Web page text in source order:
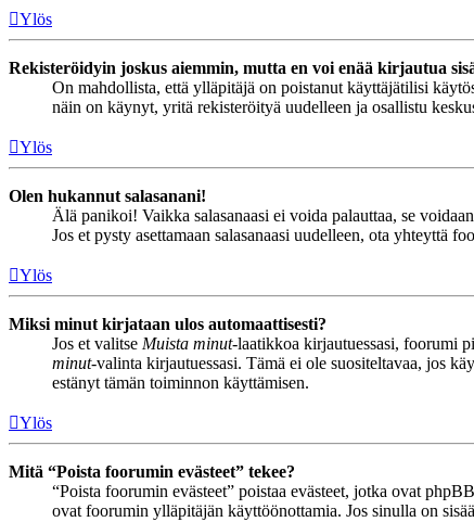
Ylös
Rekisteröidyin joskus aiemmin, mutta en voi enää kirjautua
On mahdollista, että ylläpitäjä on poistanut käyttäjätilisi
näin on käynyt, yritä rekisteröityä uudelleen ja osallistu
Ylös
Olen hukannut salasanani!
Älä panikoi! Vaikka salasanaasi ei voida palauttaa, se
Jos et pysty asettamaan salasanaasi uudelleen, ota yhteyttä
Ylös
Miksi minut kirjataan ulos automaattisesti?
Jos et valitse Muista minut-laatikkoa kirjautuessasi, foorumi
minut-valinta kirjautuessasi. Tämä ei ole suositeltavaa, jos
estänyt tämän toiminnon käyttämisen.
Ylös
Mitä “Poista foorumin evästeet” tekee?
“Poista foorumin evästeet” poistaa evästeet, jotka ovat
ovat foorumin ylläpitäjän käyttöönottamia. Jos sinulla on